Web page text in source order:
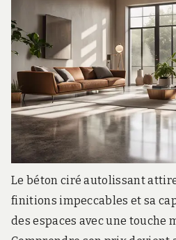
Le béton ciré autolissant
finitions impeccables et sa
des espaces avec une touche